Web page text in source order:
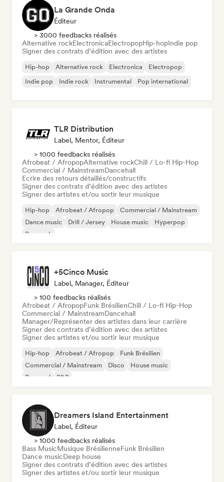
La Grande Onda
Éditeur
> 3000 feedbacks réalisés
Alternative rockElectronicaElectropopHip-hopIndie pop
Signer des contrats d’édition avec des artistes
Hip-hop Alternative rock Electronica
Electropop
Indie pop
Indie rock Instrumental Pop international
TLR Distribution
Label, Mentor, Éditeur
> 1000 feedbacks réalisés
Afrobeat / AfropopAlternative rockChill / Lo-fi Hip-Hop
Commercial / MainstreamDancehall
Ecrire des retours détaillés/constructifs
Signer des contrats d’édition avec des artistes
Signer des artistes et/ou sortir leur musique
Hip-hop Afrobeat / Afropop
Commercial / Mainstream
Dance music
Drill / Jersey House music
Hyperpop
Pop rock
+5Cinco Music
Label, Manager, Éditeur
> 100 feedbacks réalisés
Afrobeat / AfropopFunk BrésilienChill / Lo-fi Hip-Hop
Commercial / MainstreamDancehall
Manager/Représenter des artistes dans leur carrière
Signer des contrats d’édition avec des artistes
Signer des artistes et/ou sortir leur musique
Hip-hop Afrobeat / Afropop
Funk Brésilien
Commercial / Mainstream
Disco
House music
Pop soul
R&B
Dreamers Island Entertainment
Label, Éditeur
> 1000 feedbacks réalisés
Bass MusicMusique BrésilienneFunk Brésilien
Dance musicDeep house
Signer des contrats d’édition avec des artistes
Signer des artistes et/ou sortir leur musique